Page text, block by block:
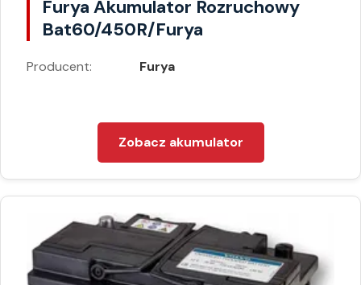
Furya Akumulator Rozruchowy
Bat60/450R/Furya
Producent: Furya
Zobacz akumulator